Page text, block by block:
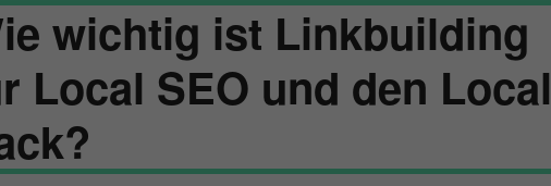
wichtig ist Linkbuilding
Local SEO und den Local